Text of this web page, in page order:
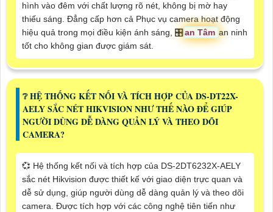
hình vào đêm với chất lượng rõ nét, không bị mờ hay
thiếu sáng. Đẳng cấp hơn cả Phục vụ camera hoạt động
hiệu quả trong mọi điều kiện ánh sáng, 🎛an Tâm an ninh
tốt cho không gian được giám sát.
❔ HỆ THỐNG KẾT NỐI VÀ TÍCH HỢP CỦA DS-DT22X-
AELY SẮC NÉT HIKVISION NHƯ THẾ NÀO ĐỂ GIÚP
NGƯỜI DÙNG DỄ DÀNG QUẢN LÝ VÀ THEO DÕI
CAMERA?
💞 Hệ thống kết nối và tích hợp của DS-2DT6232X-AELY
sắc nét Hikvision được thiết kế với giao diện trực quan và
dễ sử dụng, giúp người dùng dễ dàng quản lý và theo dõi
camera. Được tích hợp với các công nghệ tiên tiến như